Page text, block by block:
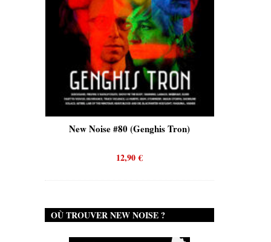
New Noise #80 (Genghis Tron)
12,90€
OÙ TROUVER NEW NOISE ?